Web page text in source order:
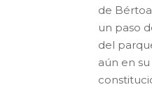
de
un paso
del
aún en